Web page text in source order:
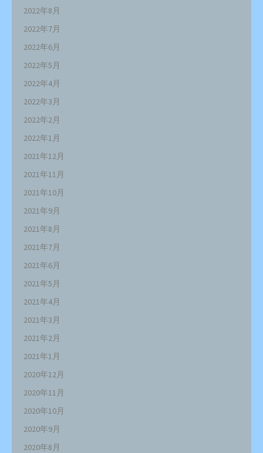
2022年8月
2022年7月
2022年6月
2022年5月
2022年4月
2022年3月
2022年2月
2022年1月
2021年12月
2021年11月
2021年10月
2021年9月
2021年8月
2021年7月
2021年6月
2021年5月
2021年4月
2021年3月
2021年2月
2021年1月
2020年12月
2020年11月
2020年10月
2020年9月
2020年8月